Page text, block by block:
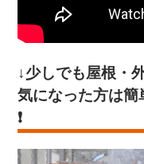
↓少しでも屋根・
気になった方は簡
❗️